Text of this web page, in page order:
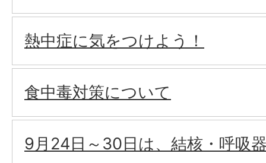
熱中症に気をつけよう！
食中毒対策について
9月24日～30日は、結核・呼吸